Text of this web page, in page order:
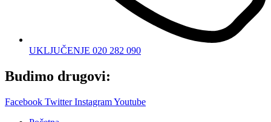
UKLJUČENJE 020 282 090
Budimo drugovi:
Facebook Twitter InstagramYoutube